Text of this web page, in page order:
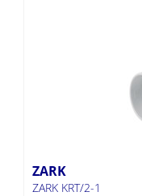
ZARK
ZARK KRT/2-1